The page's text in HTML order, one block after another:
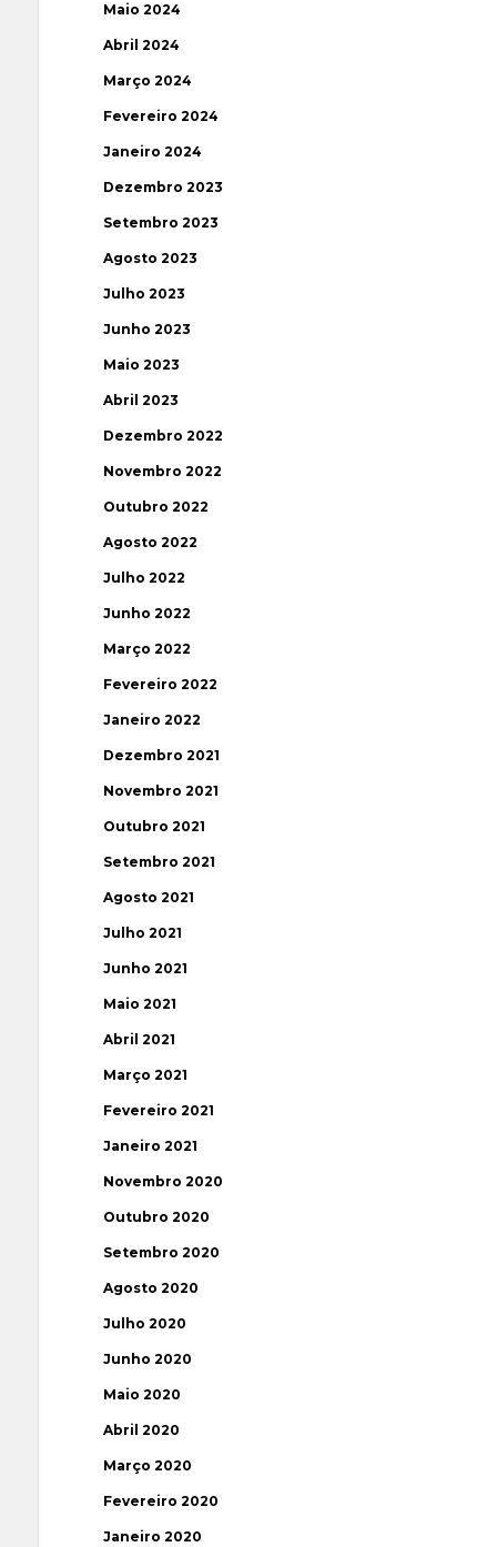
Maio 2024
Abril 2024
Março 2024
Fevereiro 2024
Janeiro 2024
Dezembro 2023
Setembro 2023
Agosto 2023
Julho 2023
Junho 2023
Maio 2023
Abril 2023
Dezembro 2022
Novembro 2022
Outubro 2022
Agosto 2022
Julho 2022
Junho 2022
Março 2022
Fevereiro 2022
Janeiro 2022
Dezembro 2021
Novembro 2021
Outubro 2021
Setembro 2021
Agosto 2021
Julho 2021
Junho 2021
Maio 2021
Abril 2021
Março 2021
Fevereiro 2021
Janeiro 2021
Novembro 2020
Outubro 2020
Setembro 2020
Agosto 2020
Julho 2020
Junho 2020
Maio 2020
Abril 2020
Março 2020
Fevereiro 2020
Janeiro 2020